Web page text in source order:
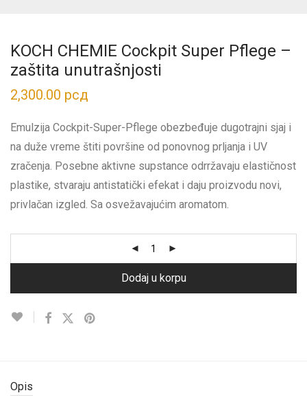
KOCH CHEMIE Cockpit Super Pflege –
zaštita unutrašnjosti
2,300.00 рсд
Emulzija Cockpit-Super-Pflege obezbeđuje dugotrajni sjaj i
na duže vreme štiti površine od ponovnog prljanja i UV
zračenja. Posebne aktivne supstance odrržavaju elastičnost
plastike, stvaraju antistatički efekat i daju proizvodu novi,
privlačan izgled. Sa osvežavajućim aromatom.
Dodaj u korpu
Opis